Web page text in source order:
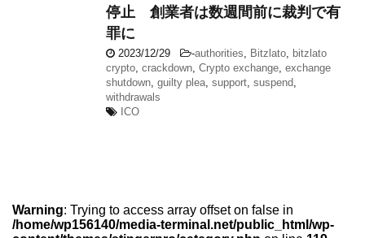
停止 創業者は数週間前に裁判で有
罪に
2023/12/29 -authorities Bitzlato bitzlato
crypto crackdown Crypto exchange exchange
shutdown guilty plea support suspend
withdrawals
ICO
Warning: Trying to access array offset on false in
/home/wp156140/media-terminal.net/public_html/wp-